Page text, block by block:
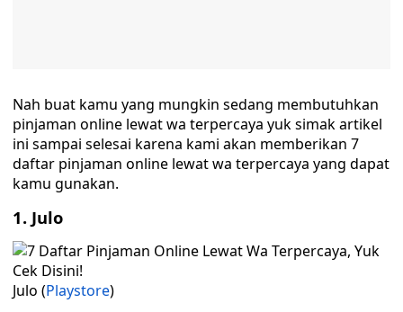
Nah buat kamu yang mungkin sedang membutuhkan
pinjaman online lewat wa terpercaya yuk simak artikel
ini sampai selesai karena kami akan memberikan 7
daftar pinjaman online lewat wa terpercaya yang dapat
kamu gunakan.
1. Julo
Julo (Playstore)